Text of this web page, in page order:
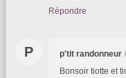
Répondre
P p'tit randonneur
Bonsoir tiotte et